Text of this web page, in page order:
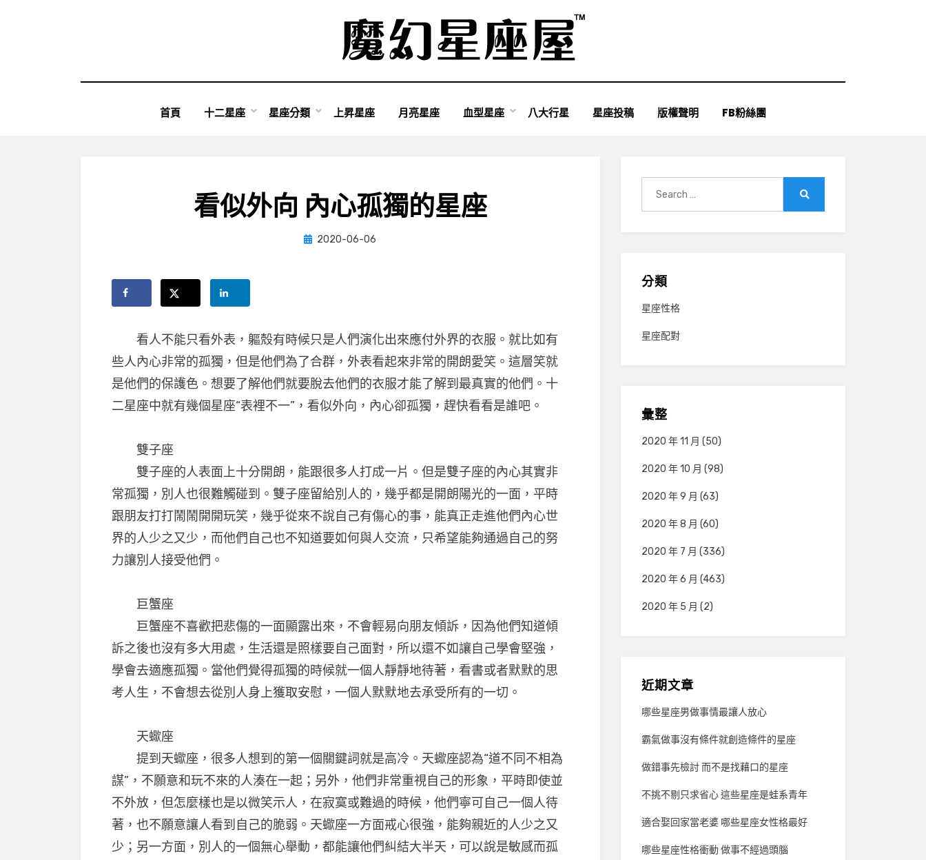
首頁 十二星座 星座分類 上昇星座 月亮星座 血型星座 八大行星 星座投稿 版權聲明 FB粉絲團
看似外向 內心孤獨的星座
by小編
Posted
2020-06-06
看人不能只看外表，軀殼有時候只是人們演化出來應付外界的衣服。就比如有
些人內心非常的孤獨，但是他們為了合群，外表看起來非常的開朗愛笑。這層笑就
是他們的保護色。想要了解他們就要脫去他們的衣服才能了解到最真實的他們。十
二星座中就有幾個星座“表裡不一”，看似外向，內心卻孤獨，趕快看看是誰吧。
雙子座
雙子座的人表面上十分開朗，能跟很多人打成一片。但是雙子座的內心其實非
常孤獨，別人也很難觸碰到。雙子座留給別人的，幾乎都是開朗陽光的一面，平時
跟朋友打打鬧鬧開開玩笑，幾乎從來不說自己有傷心的事，能真正走進他們內心世
界的人少之又少，而他們自己也不知道要如何與人交流，只希望能夠通過自己的努
力讓別人接受他們。
巨蟹座
巨蟹座不喜歡把悲傷的一面顯露出來，不會輕易向朋友傾訴，因為他們知道傾
訴之後也沒有多大用處，生活還是照樣要自己面對，所以還不如讓自己學會堅強，
學會去適應孤獨。當他們覺得孤獨的時候就一個人靜靜地待著，看書或者默默的思
考人生，不會想去從別人身上獲取安慰，一個人默默地去承受所有的一切。
天蠍座
提到天蠍座，很多人想到的第一個關鍵詞就是高冷。天蠍座認為“道不同不相為
謀”，不願意和玩不來的人湊在一起；另外，他們非常重視自己的形象，平時即使並
不外放，但怎麼樣也是以微笑示人，在寂寞或難過的時候，他們寧可自己一個人待
著，也不願意讓人看到自己的脆弱。天蠍座一方面戒心很強，能夠親近的人少之又
少；另一方面，別人的一個無心舉動，都能讓他們糾結大半天，可以說是敏感而孤
分類
星座性格
星座配對
彙整
2020 年 11 月 (50)
2020 年 10 月 (98)
2020 年 9 月 (63)
2020 年 8 月 (60)
2020 年 7 月 (336)
2020 年 6 月 (463)
2020 年 5 月 (2)
近期文章
哪些星座男做事情最讓人放心
霸氣做事沒有條件就創造條件的星座
做錯事先檢討 而不是找藉口的星座
不挑不剔只求省心 這些星座是蛙系青年
適合娶回家當老婆 哪些星座女性格最好
哪些星座性格衝動 做事不經過頭腦